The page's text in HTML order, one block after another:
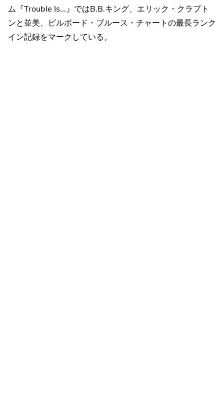
ム『Trouble Is...』ではB.B.キング、エリック・クラプト
ンと並美、ビルボード・ブルース・チャートの最長ランク
イン記録をマークしている。